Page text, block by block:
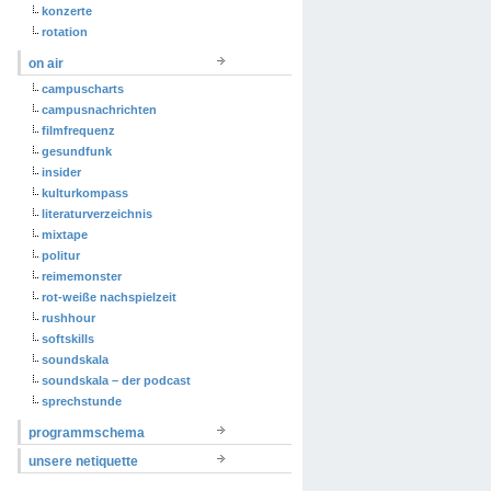
konzerte
rotation
on air
campuscharts
campusnachrichten
filmfrequenz
gesundfunk
insider
kulturkompass
literaturverzeichnis
mixtape
politur
reimemonster
rot-weiße nachspielzeit
rushhour
softskills
soundskala
soundskala – der podcast
sprechstunde
programmschema
unsere netiquette